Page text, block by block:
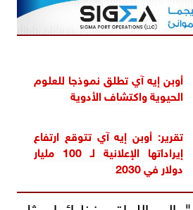
أوبن إيه آي تطلق نموذجا للعلوم
الحيوية واكتشاف الأدوية
تقرير: أوبن إيه آي تتوقع ارتفاع
إيراداتها الإعلانية لـ 100 مليار
دولار في 2030